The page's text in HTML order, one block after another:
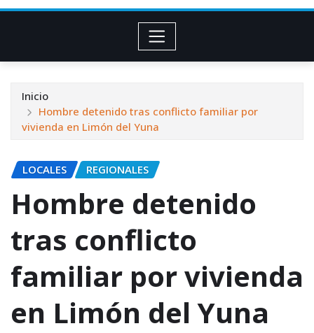
Inicio
Hombre detenido tras conflicto familiar por
vivienda en Limón del Yuna
LOCALES REGIONALES
Hombre detenido
tras conflicto
familiar por vivienda
en Limón del Yuna